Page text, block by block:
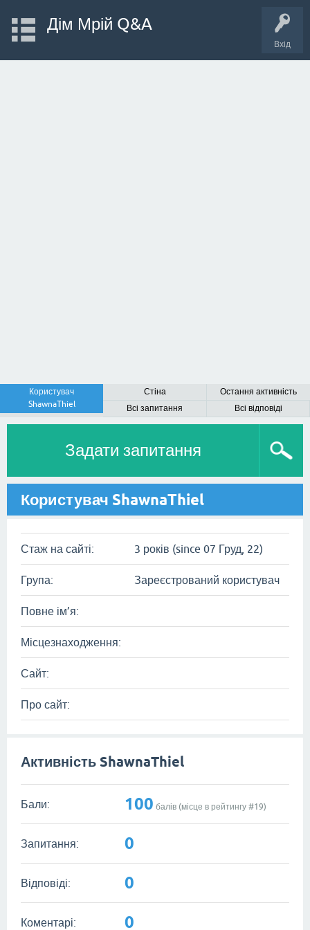
Вхід
Дім Мрій Q&A
Користувач
ShawnaThiel
Стіна
Остання активність
Всі запитання
Всі відповіді
Задати запитання
Користувач ShawnaThiel
Стаж на сайті: 3 років (since 07 Груд, 22)
Група: Зареєстрований користувач
Повне ім’я:
Місцезнаходження:
Сайт:
Про сайт:
Активність ShawnaThiel
Бали: 100 балів (місце в рейтингу #19)
Запитання: 0
Відповіді: 0
Коментарі: 0